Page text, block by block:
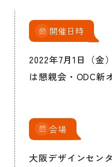
開催日時
2022年7月1日（金
は懇親会・ODC新
会場
大阪デザインセン